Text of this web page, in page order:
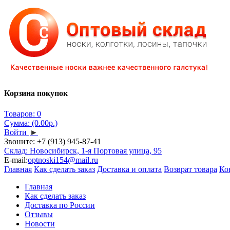
Корзина покупок
Товаров: 0
Сумма: (0.00р.)
Войти ►
Звоните: +7 (913) 945-87-41
Склад: Новосибирск, 1-я Портовая улица, 95
E-mail:optnoski154@mail.ru
Главная Как сделать заказ Доставка и оплата Возврат товара
Главная
Как сделать заказ
Доставка по России
Отзывы
Новости